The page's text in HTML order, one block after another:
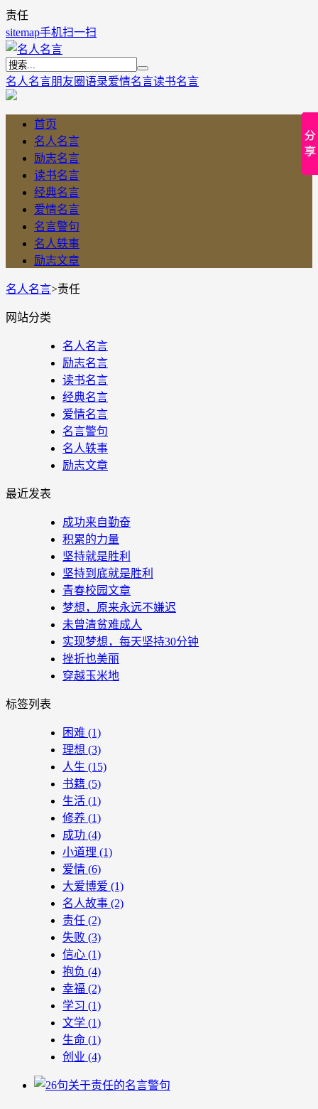
责任
sitemap手机扫一扫
名人名言朋友圈语录爱情名言读书名言
首页
名人名言
励志名言
读书名言
经典名言
爱情名言
名言警句
名人轶事
励志文章
名人名言>责任
网站分类
名人名言
励志名言
读书名言
经典名言
爱情名言
名言警句
名人轶事
励志文章
最近发表
成功来自勤奋
积累的力量
坚持就是胜利
坚持到底就是胜利
青春校园文章
梦想，原来永远不嫌迟
未曾清贫难成人
实现梦想，每天坚持30分钟
挫折也美丽
穿越玉米地
标签列表
困难 (1)
理想 (3)
人生 (15)
书籍 (5)
生活 (1)
修养 (1)
成功 (4)
小道理 (1)
爱情 (6)
大爱博爱 (1)
名人故事 (2)
责任 (2)
失败 (3)
信心 (1)
抱负 (4)
幸福 (2)
学习 (1)
文学 (1)
生命 (1)
创业 (4)